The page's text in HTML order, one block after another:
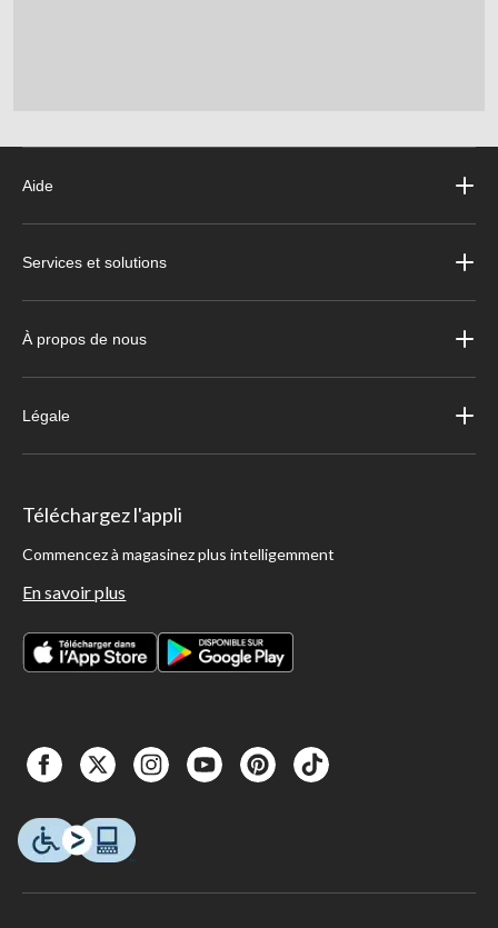
Aide
Services et solutions
À propos de nous
Légale
Téléchargez l'appli
Commencez à magasinez plus intelligemment
En savoir plus